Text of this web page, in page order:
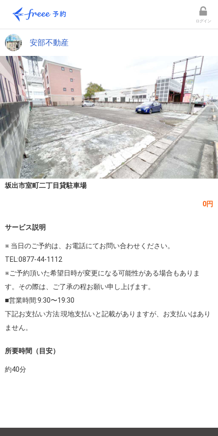
ログイン
安部不動産
坂出市室町二丁目貸駐車場
0円
サービス説明
※ 当日のご予約は、お電話にてお問い合わせください。
TEL:0877-44-1112
※ご予約頂いた希望日時が変更になる可能性がある場合もありま
す。その際は、ご了承の程お願い申し上げます。
■営業時間:9:30〜19:30
下記お支払い方法:現地支払いと記載がありますが、お支払いはあり
ません。
所要時間（目安）
約40分